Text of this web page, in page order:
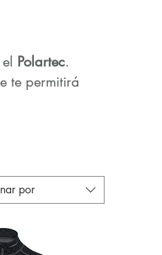
Polartec.
te permitirá
por